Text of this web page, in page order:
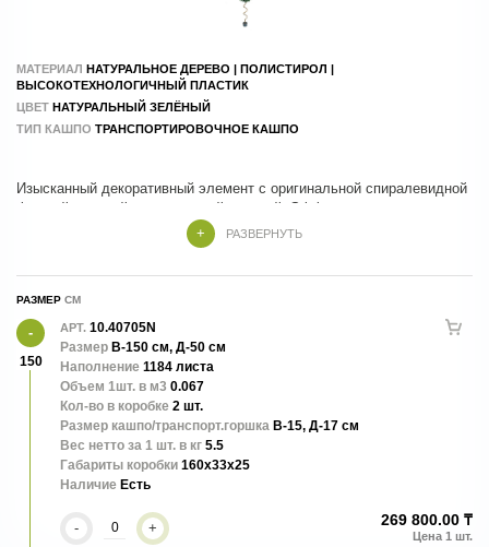
МАТЕРИАЛ НАТУРАЛЬНОЕ ДЕРЕВО | ПОЛИСТИРОЛ |
ВЫСОКОТЕХНОЛОГИЧНЫЙ ПЛАСТИК
ЦВЕТ НАТУРАЛЬНЫЙ ЗЕЛЁНЫЙ
ТИП КАШПО ТРАНСПОРТИРОВОЧНОЕ КАШПО
Изысканный декоративный элемент с оригинальной спиралевидной
формой и густой реалистичной листвой. Эффектная геометрия,
натуральная фактура и аккуратное исполнение создают стильный
акцент для современных интерьеров и экстерьеров. Идеально
внешний вид круглый год без полива и специального ухода.
РАЗВЕРНУТЬ
РАЗМЕР
150
АРТ. 10.40705N
Размер В-150 см, Д-50 см
Наполнение 1184 листа
Объем 1шт. в м3 0.067
Кол-во в коробке 2 шт.
Размер кашпо/транспорт.горшка В-15, Д-17 см
Вес нетто за 1 шт. в кг 5.5
Габариты коробки 160x33x25
Наличие Есть
- + 269 800.00 ₸